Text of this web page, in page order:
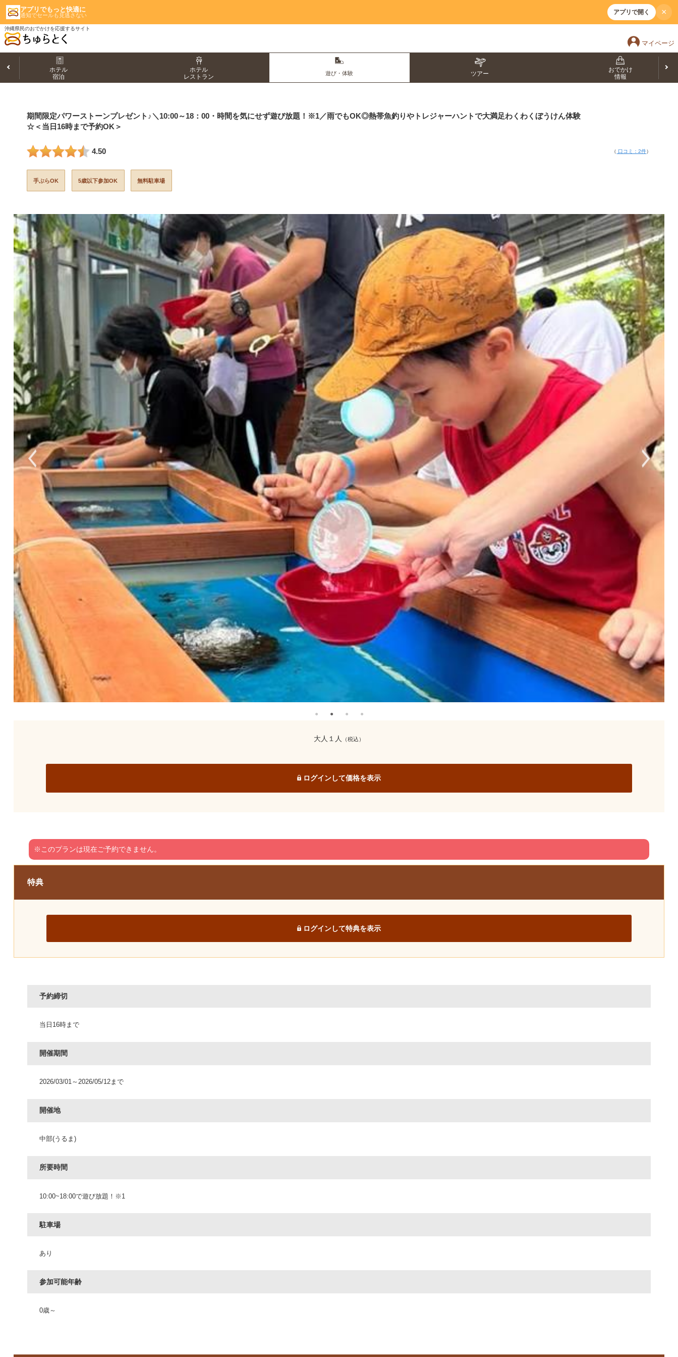
アプリでもっと快適に
通知でセールも見逃さない アプリで開く ×
沖縄県民のおでかけを応援するサイト
マイページ
ホテル
宿泊
ホテル
レストラン
遊び・体験 ツアー
おでかけ
情報
期間限定パワーストーンプレゼント♪＼10:00～18：00・時間を気にせず遊び放題！※1／雨でもOK◎熱帯魚釣りやトレジャーハントで大満足わくわくぼうけん体験
☆＜当日16時まで予約OK＞
4.50 （ 口コミ：2件）
手ぶらOK 5歳以下参加OK 無料駐車場
大人１人 （税込）
ログインして価格を表示
※このプランは現在ご予約できません。
特典
ログインして特典を表示
予約締切
当日16時まで
開催期間
2026/03/01～2026/05/12まで
開催地
中部(うるま)
所要時間
10:00~18:00で遊び放題！※1
駐車場
あり
参加可能年齢
0歳～